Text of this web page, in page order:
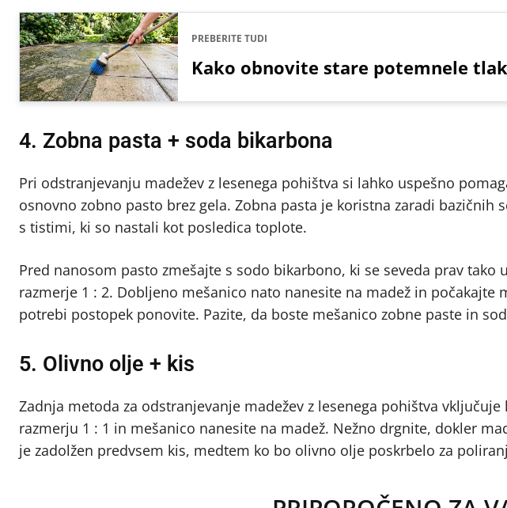
PREBERITE TUDI
Kako obnovite stare potemnele
4. Zobna pasta + soda bikarbona
Pri odstranjevanju madežev z lesenega pohištva si lahko uspešno
osnovno zobno pasto brez gela. Zobna pasta je koristna zaradi bazičnih
s tistimi, ki so nastali kot posledica toplote.
Pred nanosom pasto zmešajte s sodo bikarbono, ki se seveda prav tako
razmerje 1 : 2. Dobljeno mešanico nato nanesite na madež in
potrebi postopek ponovite. Pazite, da boste mešanico zobne paste in
5. Olivno olje + kis
Zadnja metoda za odstranjevanje madežev z lesenega pohištva
razmerju 1 : 1 in mešanico nanesite na madež. Nežno drgnite, dokler
je zadolžen predvsem kis, medtem ko bo olivno olje poskrbelo za